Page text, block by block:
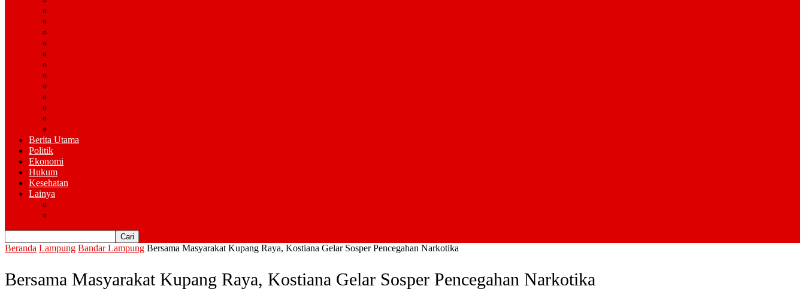
Berita Utama
Politik
Ekonomi
Hukum
Kesehatan
Lainya
Beranda Lampung Bandar Lampung Bersama Masyarakat Kupang Raya, Kostiana Gelar Sosper Pencegahan Narkotika
Bersama Masyarakat Kupang Raya, Kostiana Gelar Sosper Pencegahan Narkotika